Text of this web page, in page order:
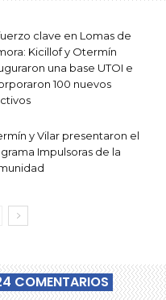
clave en Lomas de
Kicillof y Otermín
una base UTOI e
100 nuevos
y Vilar presentaron el
Impulsoras de la
COMENTARIOS